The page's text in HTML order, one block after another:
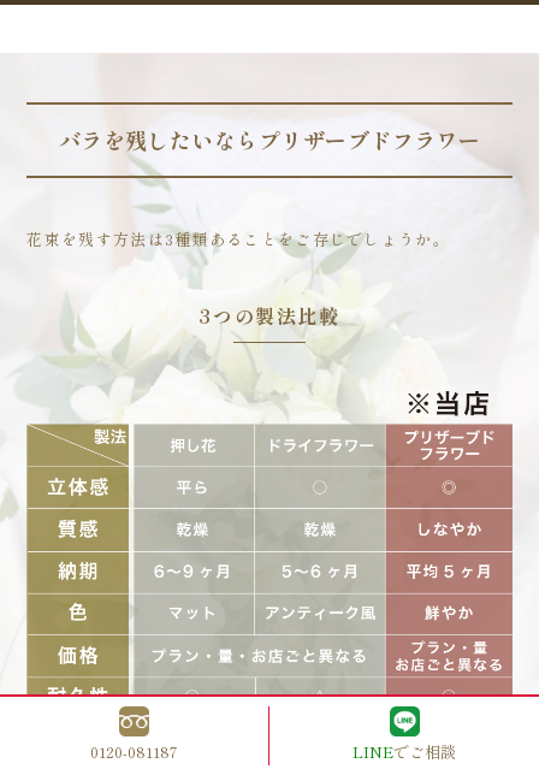
バラを残したいならプリザーブドフラワー
花束を残す方法は3種類あることをご存じでしょうか。
3つの製法比較
0120-081187 LINEでご相談